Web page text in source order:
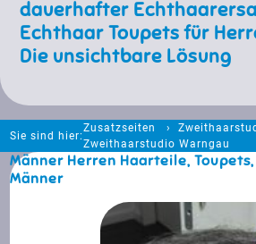
dauerhafter
Echthaar Toupets für
Die unsichtbare Lösung
Sie sind hier:
Zusatzseiten
Zweithaarstudio Warngau
Männer Herren Haarteile,
Männer